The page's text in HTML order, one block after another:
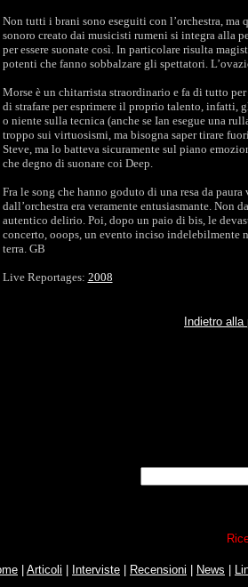
Non tutti i brani sono eseguiti con l’orchestra, ma
sonoro creato dai musicisti rumeni si integra alla
per essere suonate così. In particolare risulta
potenti che fanno sobbalzare gli spettatori.
Morse è un chitarrista straordinario e fa di tutto
di strafare per esprimere il proprio talento, infatti,
o niente sulla tecnica (anche se Ian esegue una
troppo sui virtuosismi, ma bisogna saper tirare
Steve, ma lo batteva sicuramente sul piano
che degno di suonare coi Deep.
Fra le song che hanno goduto di una resa da
dall’orchestra era veramente entusiasmante. Non
autentico delirio. Poi, dopo un paio di bis, le
concerto, ooops, un evento inciso indelebilmente
terra. GB
Live Reportages: 2008
Indietro
Articoli Interviste Recensioni News